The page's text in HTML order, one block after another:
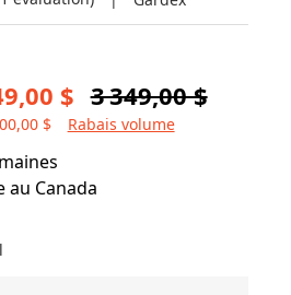
$ 3 349,00 $
$ Rabais volume
au Canada